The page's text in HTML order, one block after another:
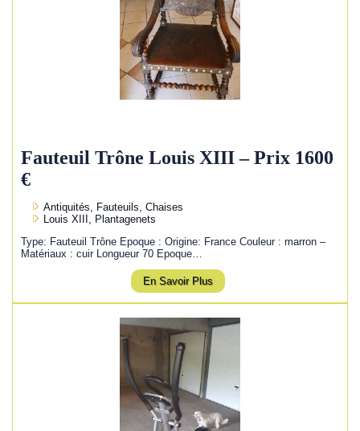
Fauteuil Trône Louis XIII – Prix 1600
€
Antiquités, Fauteuils, Chaises
Louis XIII, Plantagenets
Type: Fauteuil Trône Epoque : Origine: France Couleur : marron –
Matériaux : cuir Longueur 70 Epoque…
En Savoir Plus